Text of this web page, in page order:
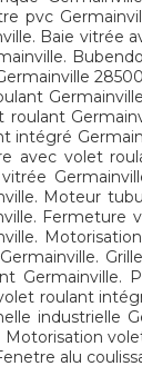
pvc
Baie vitrée
roulant
intégré
avec volet
Moteur
Fermeture
Germainville.
roulant
industrielle
alu